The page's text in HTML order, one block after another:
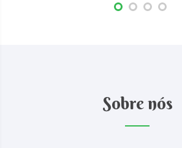
Sobre nós